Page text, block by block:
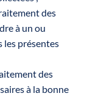
des
à un ou
les présentes
des
à la bonne